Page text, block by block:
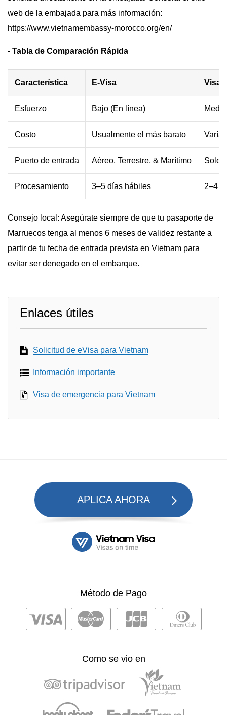
web de la embajada para más información:
https://www.vietnamembassy-morocco.org/en/
- Tabla de Comparación Rápida
Característica E-Visa Visa
Esfuerzo Bajo (En línea)
Costo Usualmente el más barato Varía
Puerto de entrada Aéreo, Terrestre, & Marítimo Solo
Procesamiento 3–5 días hábiles 2–4
Consejo local: Asegúrate siempre de que tu pasaporte de
Marruecos tenga al menos 6 meses de validez restante a
partir de tu fecha de entrada prevista en Vietnam para
evitar ser denegado en el embarque.
Enlaces útiles
Solicitud de eVisa para Vietnam
Información importante
Visa de emergencia para Vietnam
APLICA AHORA
Método de Pago
Como se vio en